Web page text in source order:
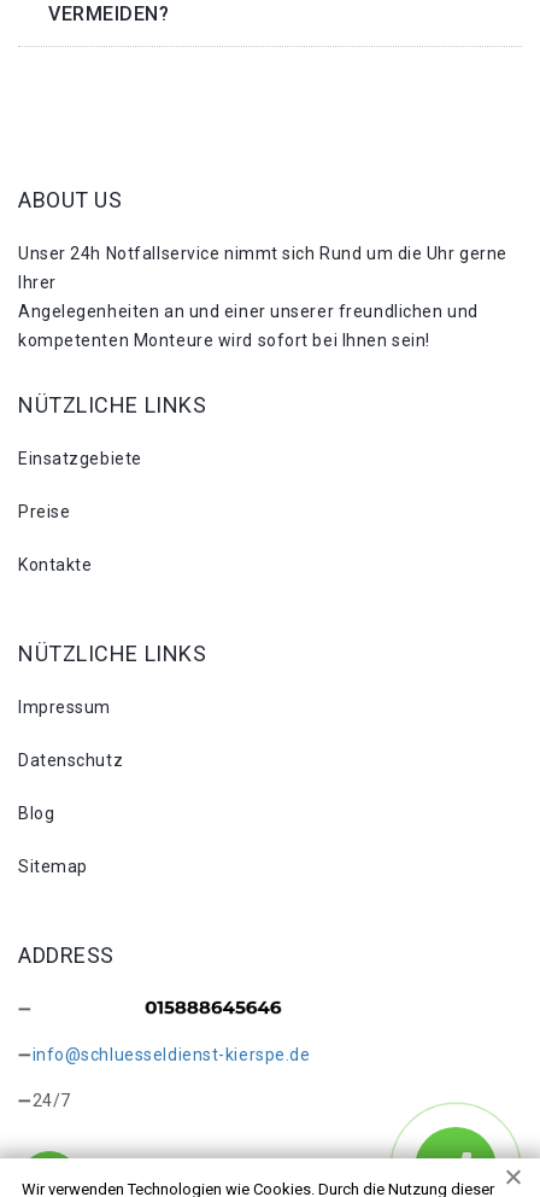
VERMEIDEN?
Wir verwenden Technologien wie Cookies. Durch die Nutzung dieser
ABOUT US
Unser 24h Notfallservice nimmt sich Rund um die Uhr gerne
Ihrer
Angelegenheiten an und einer unserer freundlichen und
kompetenten Monteure wird sofort bei Ihnen sein!
NÜTZLICHE LINKS
Einsatzgebiete
Preise
Kontakte
NÜTZLICHE LINKS
Impressum
Datenschutz
Blog
Sitemap
ADDRESS
info@schluesseldienst-kierspe.de
24/7